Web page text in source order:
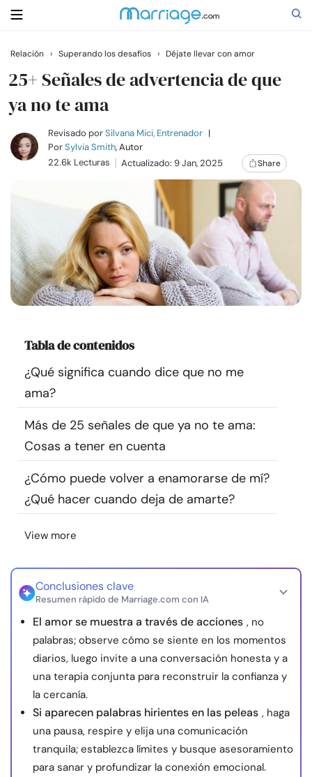
Buscar
Casarse
Relaciones
Ayuda
Cursos
Comunidad
Encuentra un terapeuta
Idioma
Sobre nosotros Contáctanos Escríbenos
Publicidad con
Relación › Superando los desafíos › Déjate llevar con amor
25+ Señales de advertencia de que
ya no te ama
Revisado porSilvana Mici, Entrenador |
PorSylvia Smith, Autor
22.6k Lecturas
Actualizado: 9 Jan, 2025 Share
Tabla de contenidos
¿Qué significa cuando dice que no me
ama?
Más de 25 señales de que ya no te ama:
Cosas a tener en cuenta
¿Cómo puede volver a enamorarse de mí?
¿Qué hacer cuando deja de amarte?
View more
Conclusiones clave
Resumen rápido de Marriage.com con IA
El amor se muestra a través de acciones , no
palabras; observe cómo se siente en los momentos
diarios, luego invite a una conversación honesta y a
una terapia conjunta para reconstruir la confianza y
la cercanía.
Si aparecen palabras hirientes en las peleas , haga
una pausa, respire y elija una comunicación
tranquila; establezca límites y busque asesoramiento
para sanar y profundizar la conexión emocional.